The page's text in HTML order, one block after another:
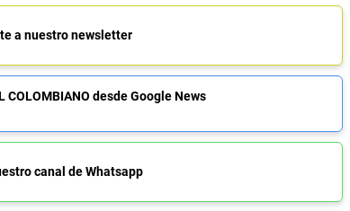
a nuestro newsletter
COLOMBIANO desde Google News
canal de Whatsapp